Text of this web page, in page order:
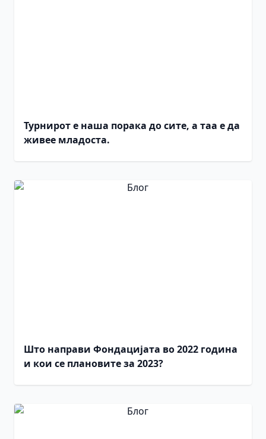
Турнирот е наша порака до сите, а таа е да
живее младоста.
Што направи Фондацијата во 2022 година
и кои се плановите за 2023?